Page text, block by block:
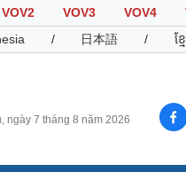
VOV2 VOV3 VOV4
/ 日本語 / ខ្ម
ngày 7 tháng 8 năm 2026